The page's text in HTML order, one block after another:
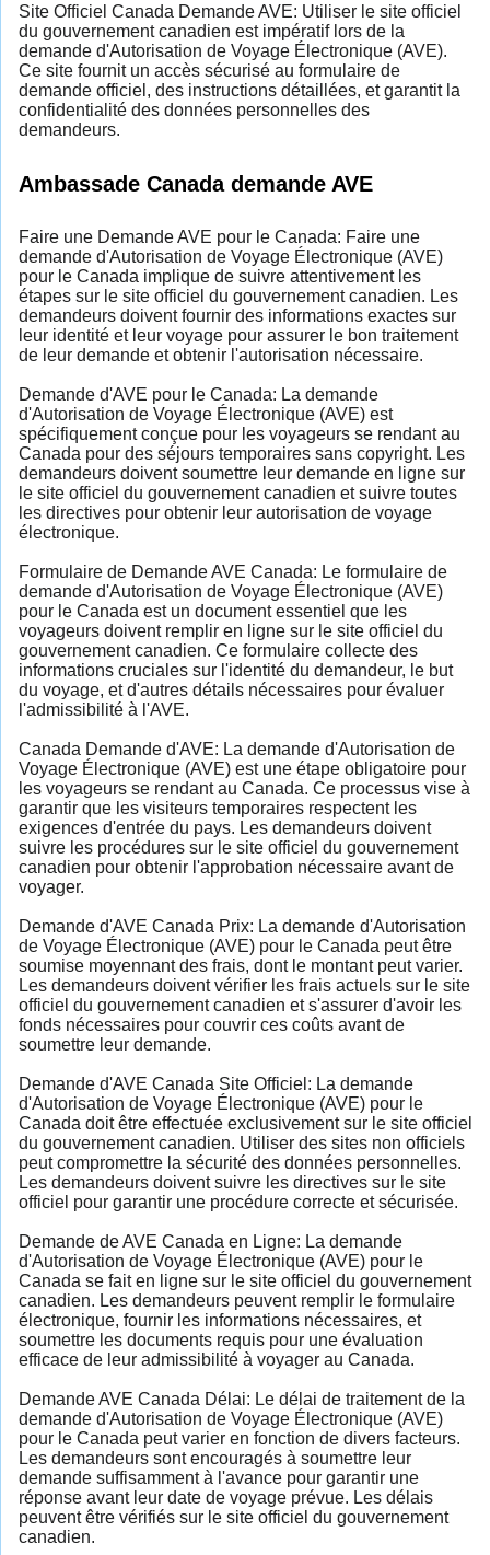
Site Officiel Canada Demande AVE: Utiliser le site officiel
du gouvernement canadien est impératif lors de la
demande d'Autorisation de Voyage Électronique (AVE).
Ce site fournit un accès sécurisé au formulaire de
demande officiel, des instructions détaillées, et garantit la
confidentialité des données personnelles des
demandeurs.
Ambassade Canada demande AVE
Faire une Demande AVE pour le Canada: Faire une
demande d'Autorisation de Voyage Électronique (AVE)
pour le Canada implique de suivre attentivement les
étapes sur le site officiel du gouvernement canadien. Les
demandeurs doivent fournir des informations exactes sur
leur identité et leur voyage pour assurer le bon traitement
de leur demande et obtenir l'autorisation nécessaire.
Demande d'AVE pour le Canada: La demande
d'Autorisation de Voyage Électronique (AVE) est
spécifiquement conçue pour les voyageurs se rendant au
Canada pour des séjours temporaires sans copyright. Les
demandeurs doivent soumettre leur demande en ligne sur
le site officiel du gouvernement canadien et suivre toutes
les directives pour obtenir leur autorisation de voyage
électronique.
Formulaire de Demande AVE Canada: Le formulaire de
demande d'Autorisation de Voyage Électronique (AVE)
pour le Canada est un document essentiel que les
voyageurs doivent remplir en ligne sur le site officiel du
gouvernement canadien. Ce formulaire collecte des
informations cruciales sur l'identité du demandeur, le but
du voyage, et d'autres détails nécessaires pour évaluer
l'admissibilité à l'AVE.
Canada Demande d'AVE: La demande d'Autorisation de
Voyage Électronique (AVE) est une étape obligatoire pour
les voyageurs se rendant au Canada. Ce processus vise à
garantir que les visiteurs temporaires respectent les
exigences d'entrée du pays. Les demandeurs doivent
suivre les procédures sur le site officiel du gouvernement
canadien pour obtenir l'approbation nécessaire avant de
voyager.
Demande d'AVE Canada Prix: La demande d'Autorisation
de Voyage Électronique (AVE) pour le Canada peut être
soumise moyennant des frais, dont le montant peut varier.
Les demandeurs doivent vérifier les frais actuels sur le site
officiel du gouvernement canadien et s'assurer d'avoir les
fonds nécessaires pour couvrir ces coûts avant de
soumettre leur demande.
Demande d'AVE Canada Site Officiel: La demande
d'Autorisation de Voyage Électronique (AVE) pour le
Canada doit être effectuée exclusivement sur le site officiel
du gouvernement canadien. Utiliser des sites non officiels
peut compromettre la sécurité des données personnelles.
Les demandeurs doivent suivre les directives sur le site
officiel pour garantir une procédure correcte et sécurisée.
Demande de AVE Canada en Ligne: La demande
d'Autorisation de Voyage Électronique (AVE) pour le
Canada se fait en ligne sur le site officiel du gouvernement
canadien. Les demandeurs peuvent remplir le formulaire
électronique, fournir les informations nécessaires, et
soumettre les documents requis pour une évaluation
efficace de leur admissibilité à voyager au Canada.
Demande AVE Canada Délai: Le délai de traitement de la
demande d'Autorisation de Voyage Électronique (AVE)
pour le Canada peut varier en fonction de divers facteurs.
Les demandeurs sont encouragés à soumettre leur
demande suffisamment à l'avance pour garantir une
réponse avant leur date de voyage prévue. Les délais
peuvent être vérifiés sur le site officiel du gouvernement
canadien.